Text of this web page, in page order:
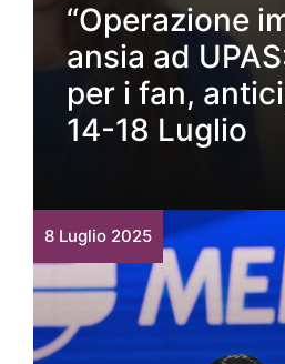
“Operazione
ansia ad
per i fan,
14-18 Luglio
8 Luglio 2025